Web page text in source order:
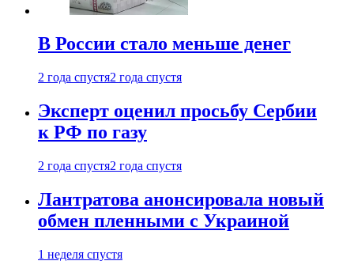
В России стало меньше денег
2 года спустя2 года спустя
Эксперт оценил просьбу Сербии
к РФ по газу
2 года спустя2 года спустя
Лантратова анонсировала новый
обмен пленными с Украиной
1 неделя спустя